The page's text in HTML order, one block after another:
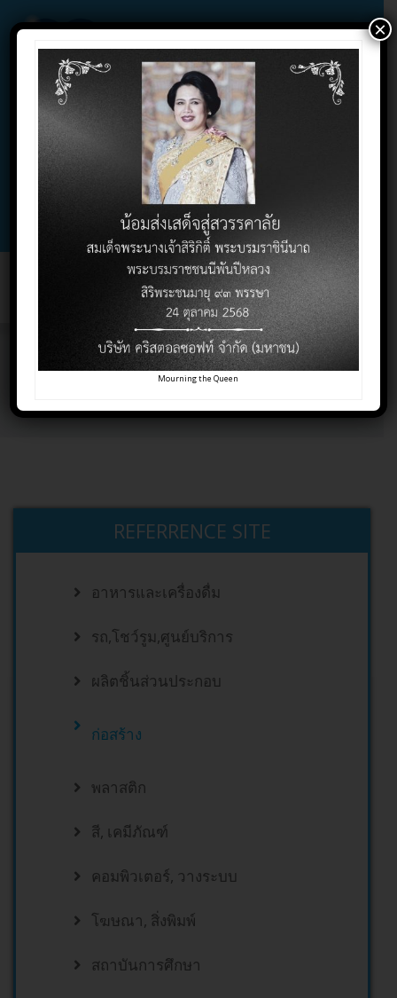
02-732-1900 , 02-732-1800 , 086-325-9004
Contact Click Support Click
Toggle
ก่อสร้าง
Home
REFERRENCE SITE
อาหารและเครื่องดื่ม
รถ,โชว์รูม,ศูนย์บริการ
ผลิตชิ้นส่วนประกอบ
ก่อสร้าง
พลาสติก
สี, เคมีภัณฑ์
คอมพิวเตอร์, วางระบบ
โฆษณา, สิ่งพิมพ์
สถาบันการศึกษา
Mourning the Queen
×